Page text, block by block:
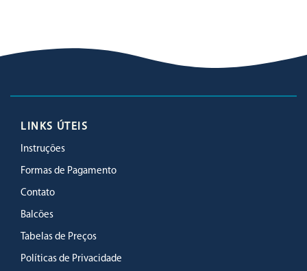
LINKS ÚTEIS
Instruções
Formas de Pagamento
Contato
Balcões
Tabelas de Preços
Políticas de Privacidade